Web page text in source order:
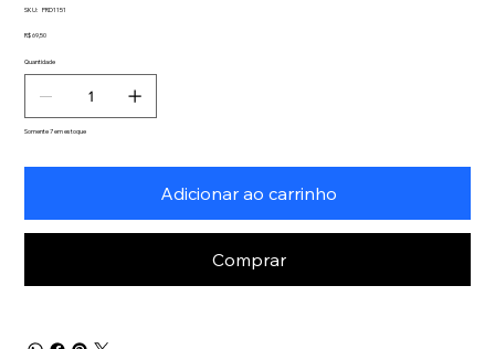
SKU: SKU
PRD1151
Preço
R$ 69,50
Quantidade
Somente 7 em estoque
Adicionar ao carrinho
Comprar